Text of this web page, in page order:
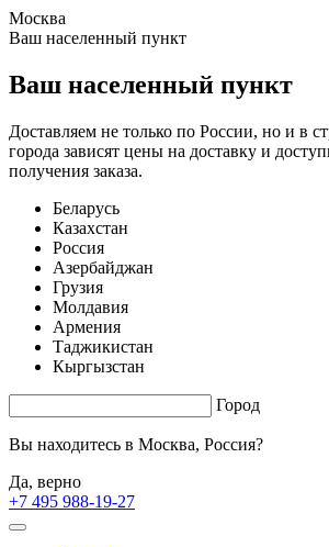
Москва
Ваш населенный пункт
Ваш населенный пункт
Доставляем не только по России, но и в
города зависят цены на доставку и
получения заказа.
Беларусь
Казахстан
Россия
Азербайджан
Грузия
Молдавия
Армения
Таджикистан
Кыргызстан
Город
Вы находитесь в Москва, Россия?
Да, верно
+7 495 988-19-27